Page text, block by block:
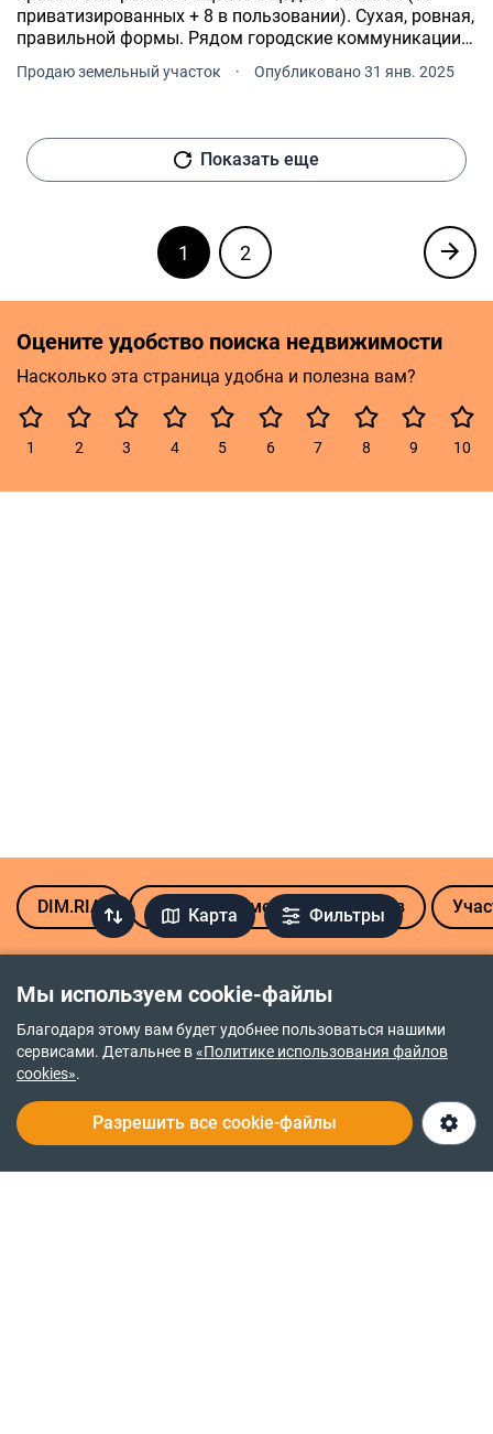
Мы используем cookie-файлы
Благодаря этому вам будет удобнее пользоваться нашими
сервисами. Детальнее в«Политике использования файлов
cookies».
Разрешить все cookie-файлы
Карта Фильтры
DIM.RIA Продажа земельных участков
приватизированных + 8 в пользовании). Сухая, ровная,
правильной формы. Рядом городские коммуникации
(свет, газ, вода). Асфальтированный подъезд. Все
документы готовы. (торг). Звоните с 8:00 до 20:00.
Продаю земельный участок · Опубликовано 31 янв. 2025
Показать еще
1 2
Оцените удобство поиска недвижимости
Насколько эта страница удобна и полезна вам?
Политика возврата средств
Политика приватности